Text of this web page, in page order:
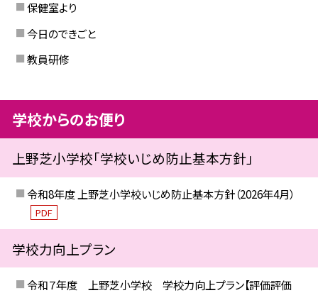
保健室より
今日のできごと
教員研修
学校からのお便り
上野芝小学校「学校いじめ防止基本方針」
令和8年度 上野芝小学校いじめ防止基本方針（2026年4月）
PDF
学校力向上プラン
令和７年度 上野芝小学校 学校力向上プラン【評価評価